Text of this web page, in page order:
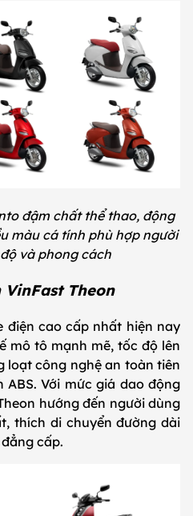
đậm chất thể thao, động
màu cá tính phù hợp người
và phong cách
VinFast Theon
điện cao cấp nhất hiện nay
mô tô mạnh mẽ, tốc độ lên
loạt công nghệ an toàn tiên
Với mức giá dao động
hướng đến người dùng
thích di chuyển đường dài
cấp.